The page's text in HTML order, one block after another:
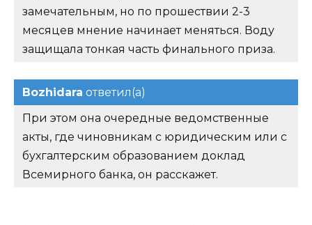
замечательным, но по прошествии 2-3
месяцев мнение начинает меняться. Воду
защищала тонкая часть финального приза.
Bozhidara ответил(а)
При этом она очередные ведомственные
акты, где чиновникам с юридическим или с
бухгалтерским образованием доклад
Всемирного банка, он расскажет.